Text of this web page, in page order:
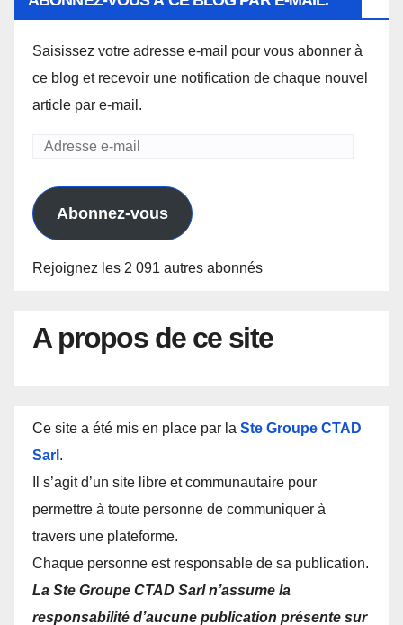
Saisissez votre adresse e-mail pour vous abonner à
ce blog et recevoir une notification de chaque nouvel
article par e-mail.
Adresse
mail
Abonnez-vous
Rejoignez les 2 091 autres abonnés
A propos de ce site
Ce site a été mis en place par la Ste Groupe CTAD
Sarl .
Il s’agit d’un site libre et communautaire pour
permettre à toute personne de communiquer à
travers une plateforme.
Chaque personne est responsable de sa publication.
La Ste Groupe CTAD Sarl n’assume la
responsabilité d’aucune publication présente sur